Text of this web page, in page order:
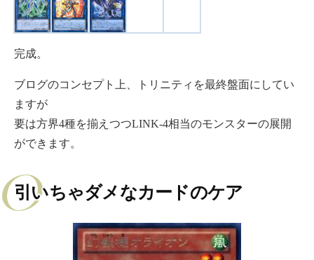
完成。
ブログのコンセプト上、トリニティを最終盤面にしてい
ますが
要は方界4種を揃えつつLINK-4相当のモンスターの展開
ができます。
引いちゃダメなカードのケア